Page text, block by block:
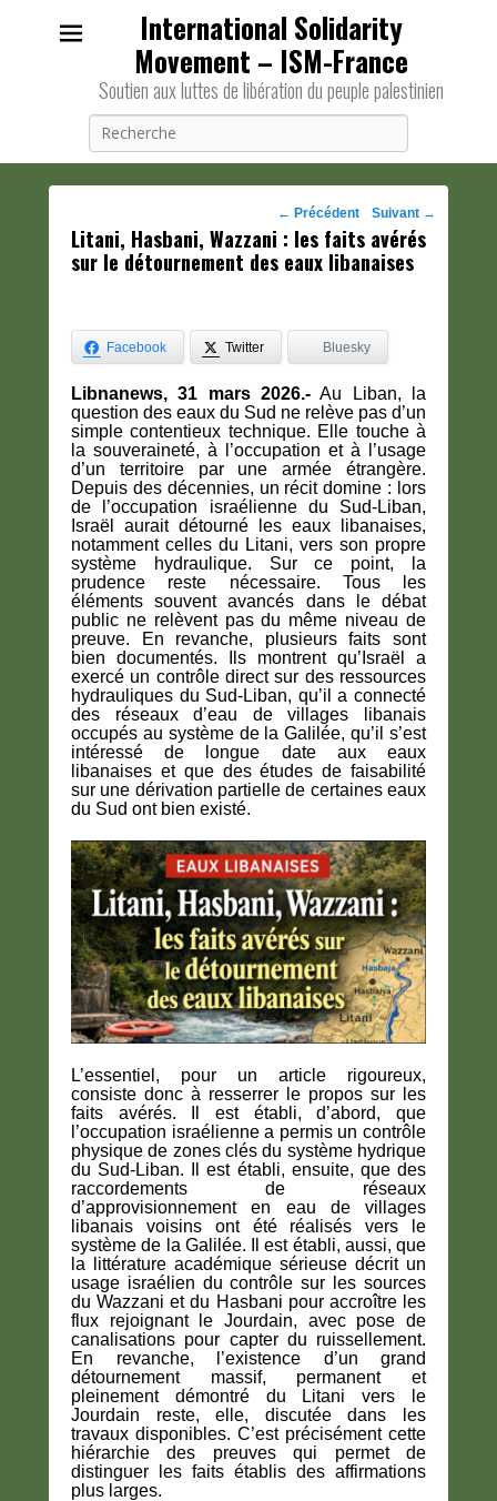
International Solidarity
Movement – ISM-France
Soutien aux luttes de libération du peuple palestinien
Navigation
des
← Précédent Suivant →
Litani, Hasbani, Wazzani : les faits avérés
sur le détournement des eaux libanaises
Facebook Twitter Bluesky
Libnanews, 31 mars 2026.- Au Liban, la
question des eaux du Sud ne relève pas d’un
simple contentieux technique. Elle touche à
la souveraineté, à l’occupation et à l’usage
d’un territoire par une armée étrangère.
Depuis des décennies, un récit domine : lors
de l’occupation israélienne du Sud-Liban,
Israël aurait détourné les eaux libanaises,
notamment celles du Litani, vers son propre
système hydraulique. Sur ce point, la
prudence reste nécessaire. Tous les
éléments souvent avancés dans le débat
public ne relèvent pas du même niveau de
preuve. En revanche, plusieurs faits sont
bien documentés. Ils montrent qu’Israël a
exercé un contrôle direct sur des ressources
hydrauliques du Sud-Liban, qu’il a connecté
des réseaux d’eau de villages libanais
occupés au système de la Galilée, qu’il s’est
intéressé de longue date aux eaux
libanaises et que des études de faisabilité
sur une dérivation partielle de certaines eaux
du Sud ont bien existé.
L’essentiel, pour un article rigoureux,
consiste donc à resserrer le propos sur les
faits avérés. Il est établi, d’abord, que
l’occupation israélienne a permis un contrôle
physique de zones clés du système hydrique
du Sud-Liban. Il est établi, ensuite, que des
raccordements de réseaux
d’approvisionnement en eau de villages
libanais voisins ont été réalisés vers le
système de la Galilée. Il est établi, aussi, que
la littérature académique sérieuse décrit un
usage israélien du contrôle sur les sources
du Wazzani et du Hasbani pour accroître les
flux rejoignant le Jourdain, avec pose de
canalisations pour capter du ruissellement.
En revanche, l’existence d’un grand
détournement massif, permanent et
pleinement démontré du Litani vers le
Jourdain reste, elle, discutée dans les
travaux disponibles. C’est précisément cette
hiérarchie des preuves qui permet de
distinguer les faits établis des affirmations
plus larges.